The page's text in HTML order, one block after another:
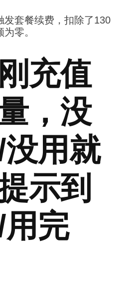
发套餐续费，扣除了130
零。
充值
，没
没用就
示到
完